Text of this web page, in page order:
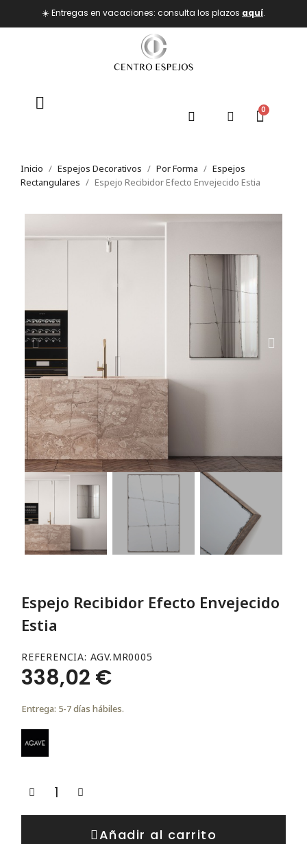
☀️ Entregas en vacaciones: consulta los plazos aquí.
Inicio Espejos Decorativos Por Forma
Espejos
Rectangulares
Espejo Recibidor Efecto Envejecido Estia
Espejo Recibidor Efecto Envejecido
Estia
REFERENCIA AGV.MR0005
338,02 €
Entrega: 5-7 días hábiles.
Añadir al carrito